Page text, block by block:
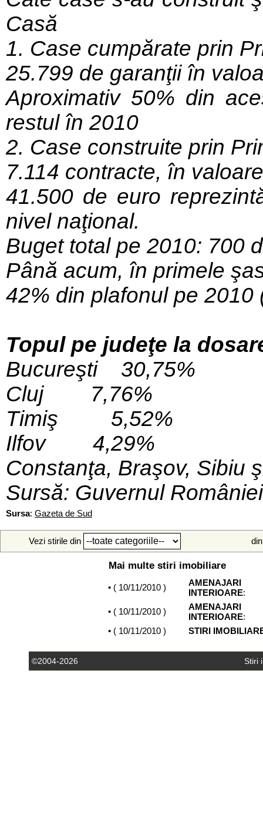
Casă
1. Case cumpărate prin
25.799 de garanţii în
Aproximativ 50% din
restul în 2010
2. Case construite prin
7.114 contracte, în
41.500 de euro
nivel naţional.
Buget total pe 2010: 700
Până acum, în primele
42% din plafonul pe
Topul pe judeţe la
Bucureşti 30,75%
Cluj 7,76%
Timiş 5,52%
Ilfov 4,29%
Constanţa, Braşov, Sibiu
Sursă: Guvernul României
Sursa: Gazeta de Sud
Vezi stirile din
Mai multe stiri imobiliare
• ( 10/11/2010 )
AMENAJARI
INTERIOARE:
• ( 10/11/2010 )
AMENAJARI
INTERIOARE:
• ( 10/11/2010 ) STIRI
©2004-2026 Stiri